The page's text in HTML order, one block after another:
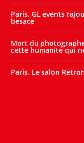
Paris. GL events
besace
Mort du
cette humanité qui
Paris. Le salon